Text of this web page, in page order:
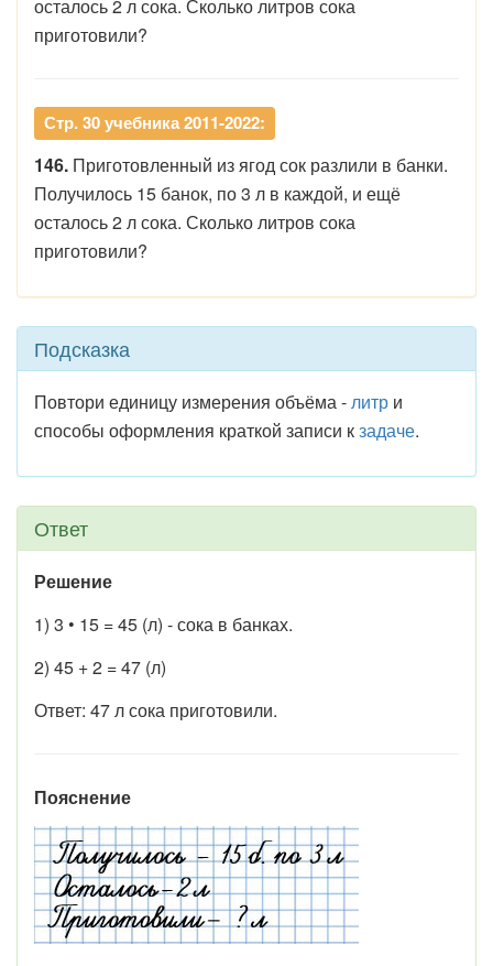
осталось 2 л сока. Сколько литров сока
приготовили?
Стр. 30 учебника 2011-2022:
146. Приготовленный из ягод сок разлили в банки.
Получилось 15 банок, по 3 л в каждой, и ещё
осталось 2 л сока. Сколько литров сока
приготовили?
Подсказка
Повтори единицу измерения объёма -литр и
способы оформления краткой записи кзадаче.
Ответ
Решение
1) 3 • 15 = 45 (л) - сока в банках.
2) 45 + 2 = 47 (л)
Ответ: 47 л сока приготовили.
Пояснение